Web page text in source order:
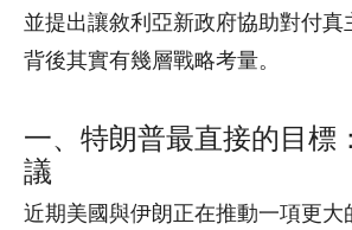
並提出讓敘利亞新政府協助對付真
背後其實有幾層戰略考量。
一、特朗普最直接的目標
議
近期美國與伊朗正在推動一項更大